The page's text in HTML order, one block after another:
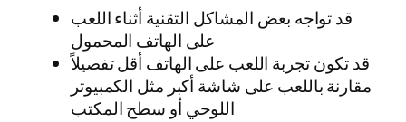
قد تواجه بعض المشاكل التقنية أثناء اللعب
على الهاتف المحمول
قد تكون تجربة اللعب على الهاتف أقل تفصيلاً
مقارنة باللعب على شاشة أكبر مثل الكمبيوتر
اللوحي أو سطح المكتب